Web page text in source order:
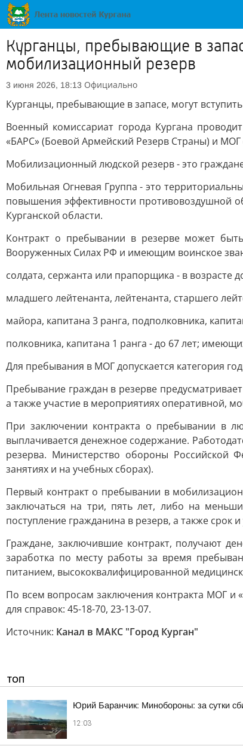
Курганцы, пребывающие в
мобилизационный резерв
3 июня 2026, 18:13 Официально
Курганцы, пребывающие в запасе, могут
Военный комиссариат города Кургана
«БАРС» (Боевой Армейский Резерв Страны) и
Мобилизационный людской резерв - это
Мобильная Огневая Группа - это
повышения эффективности противовоздушной
Курганской области.
Контракт о пребывании в резерве может
Вооруженных Силах РФ и имеющим воинское
солдата, сержанта или прапорщика - в возрасте
младшего лейтенанта, лейтенанта, старшего
майора, капитана 3 ранга, подполковника,
полковника, капитана 1 ранга - до 67 лет;
Для пребывания в МОГ допускается категория
Пребывание граждан в резерве
а также участие в мероприятиях оперативной,
При заключении контракта о пребывании в
выплачивается денежное содержание.
резерва. Министерство обороны Российской
занятиях и на учебных сборах).
Первый контракт о пребывании в
заключаться на три, пять лет, либо на
поступление гражданина в резерв, а также срок
Граждане, заключившие контракт, получают
заработка по месту работы за время
питанием, высококвалифицированной
По всем вопросам заключения контракта МОГ и
для справок: 45-18-70, 23-13-07.
Источник: Канал в МАКС "Город Курган"
ТОП
Юрий Баранчик: Минобороны: за сутки
12:03